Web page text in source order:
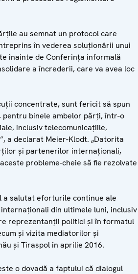
au semnat un protocol care
în vederea soluționării unui
înainte de Conferința informală
a încrederii, care va avea loc
concentrate, sunt fericit să spun
pentru binele ambelor părți, într-o
inclusiv telecomunicațiile,
a declarat Meier-Klodt. „Datorita
și partenerilor internaționali,
probleme-cheie să fie rezolvate
a salutat eforturile continue ale
din ultimele luni, inclusiv
reprezentanții politici și în formatul
și vizita mediatorilor și
și Tiraspol în aprilie 2016.
o dovadă a faptului că dialogul